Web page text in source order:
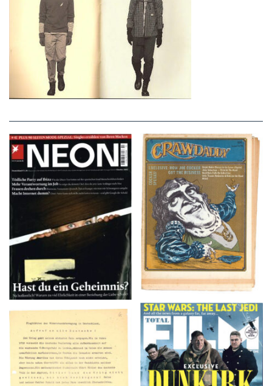
NEON – OKTOBER
2008
Crawdaddy – June/11/72
TOTAL FILM #260 –
SUMMER 2017
Flugblätter der Weissen
Rose – V, Januar 1943